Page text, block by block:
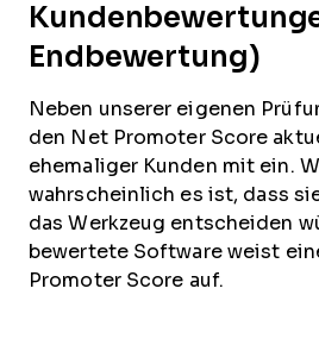
Endbewertung)
Neben unserer eigenen
den Net Promoter Score
ehemaliger Kunden mit ein.
wahrscheinlich es ist, dass
das Werkzeug entscheiden
bewertete Software weist
Promoter Score auf.